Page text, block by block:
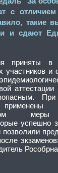
с учетом
такие
и сдают
приняты в
риски и
При
рекомендованные
меры
успешно